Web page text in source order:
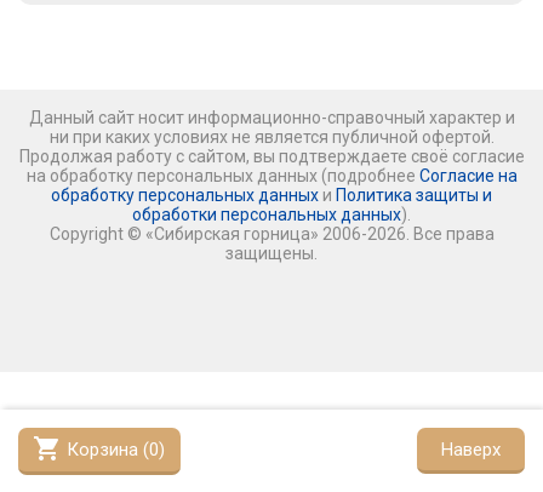
shopping_cart Корзина (0) Наверх
Данный сайт носит информационно-справочный характер и
ни при каких условиях не является публичной офертой.
Продолжая работу с сайтом, вы подтверждаете своё согласие
на обработку персональных данных (подробнее Согласие на
обработку персональных данных и Политика защиты и
обработки персональных данных).
Copyright © «Сибирская горница» 2006-2026. Все права
защищены.